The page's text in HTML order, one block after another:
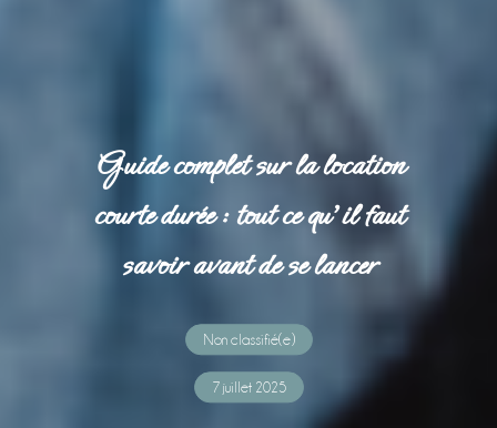
Guide complet sur la location
courte durée : tout ce qu’il faut
savoir avant de se lancer
Non classifié(e)
7 juillet 2025